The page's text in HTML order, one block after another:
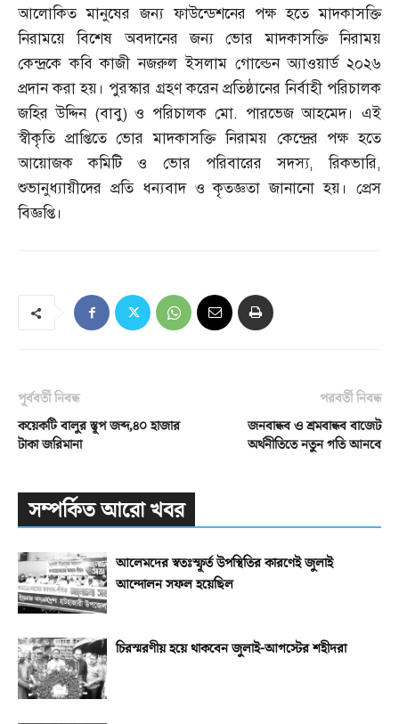
আলোকিত মানুষের জন্য ফাউন্ডেশনের পক্ষ হতে মাদকাসক্তি
নিরাময়ে বিশেষ অবদানের জন্য ভোর মাদকাসক্তি নিরাময়
কেন্দ্রকে কবি কাজী নজরুল ইসলাম গোল্ডেন অ্যাওয়ার্ড ২০২৬
প্রদান করা হয়। পুরস্কার গ্রহণ করেন প্রতিষ্ঠানের নির্বাহী পরিচালক
জহির উদ্দিন (বাবু)ও পরিচালক মো. পারভেজ আহমেদ। এই
স্বীকৃতি প্রাপ্তিতে ভোর মাদকাসক্তি নিরাময় কেন্দ্রের পক্ষ হতে
আয়োজক কমিটি ও ভোর পরিবারের সদস্য,রিকভারি,
শুভানুধ্যায়ীদের প্রতি ধন্যবাদ ও কৃতজ্ঞতা জানানো হয়। প্রেস
বিজ্ঞপ্তি।
পূর্ববর্তী নিবন্ধ
কয়েকটি বালুর স্তূপ জব্দ,৪০ হাজার
টাকা জরিমানা
পরবর্তী নিবন্ধ
জনবান্ধব ও শ্রমবান্ধব বাজেট
অর্থনীতিতে নতুন গতি আনবে
সম্পর্কিত আরো খবর
আলেমদের স্বতঃস্ফূর্ত উপস্থিতির কারণেই জুলাই
আন্দোলন সফল হয়েছিল
চিরস্মরণীয় হয়ে থাকবেন জুলাই-আগস্টের শহীদরা